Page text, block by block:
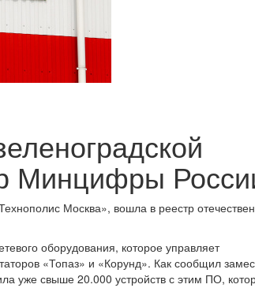
Минцифры
Москва», вошла в реестр
оборудования, которое управляет
«Топаз» и «Корунд». Как сообщил
уже свыше 20.000 устройств с этим ПО,